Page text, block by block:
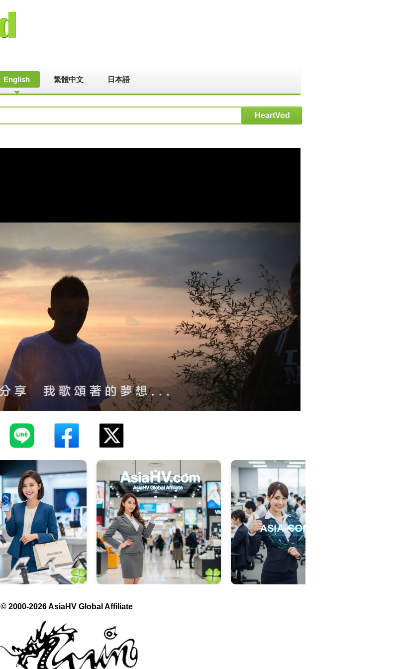
English 繁體中文 日本語
© 2000-2026 AsiaHV Global Affiliate